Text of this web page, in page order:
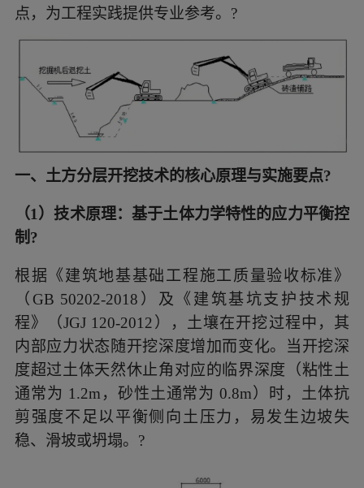
点，为工程实践提供专业参考。?
一、土方分层开挖技术的核心原理与实施要点?
（1）技术原理：基于土体力学特性的应力平衡控
制?
根据《建筑地基基础工程施工质量验收标准》
（GB 50202-2018）及《建筑基坑支护技术规
程》（JGJ 120-2012），土壤在开挖过程中，其
内部应力状态随开挖深度增加而变化。当开挖深
度超过土体天然休止角对应的临界深度（粘性土
通常为 1.2m，砂性土通常为 0.8m）时，土体抗
剪强度不足以平衡侧向土压力，易发生边坡失
稳、滑坡或坍塌。?